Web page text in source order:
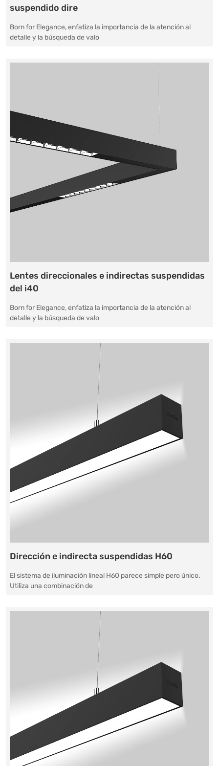
suspendido dire
Born for Elegance, enfatiza la importancia de la atención al
detalle y la búsqueda de valo
Lentes direccionales e indirectas suspendidas
del i40
Born for Elegance, enfatiza la importancia de la atención al
detalle y la búsqueda de valo
Dirección e indirecta suspendidas H60
El sistema de iluminación lineal H60 parece simple pero único.
Utiliza una combinación de